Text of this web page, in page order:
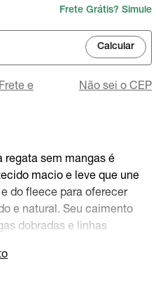
Frete Grátis? Simule
Calcular
e
Não sei o CEP
regata sem mangas é
macio e leve que une
do fleece para oferecer
e natural. Seu caimento
dobradas e linhas